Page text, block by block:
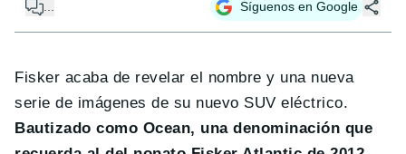
Síguenos en Google
Fisker acaba de revelar el nombre y una nueva
serie de imágenes de su nuevo SUV eléctrico.
Bautizado como Ocean, una denominación que